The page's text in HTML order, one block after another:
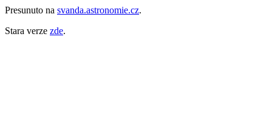
Presunuto na svanda.astronomie.cz.
Stara verze zde.